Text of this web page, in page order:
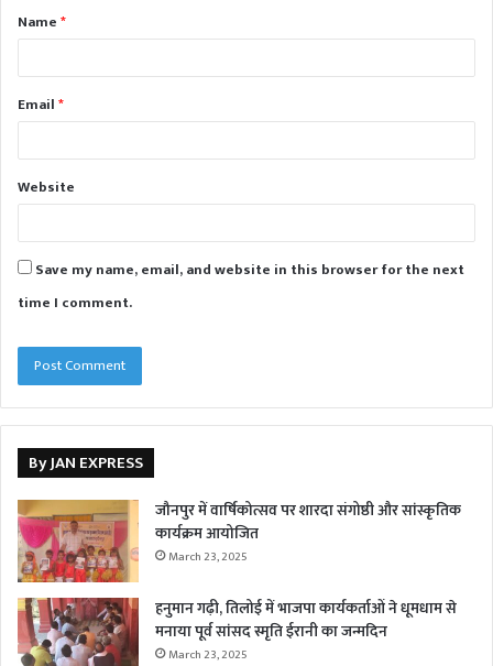
*Name*
Email*
Website
Save my name, email, and website in this browser for the next
time I comment.
By JAN EXPRESS
जौनपुर में वार्षिकोत्सव पर शारदा संगोष्ठी और सांस्कृतिक
कार्यक्रम आयोजित
March 23, 2025
हनुमान गढ़ी, तिलोई में भाजपा कार्यकर्ताओं ने धूमधाम से
मनाया पूर्व सांसद स्मृति ईरानी का जन्मदिन
March 23, 2025